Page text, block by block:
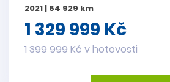
2021 | 64 929 km
1 329 999 Kč
1 399 999 Kč v hotovosti